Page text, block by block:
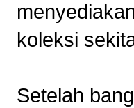
koleksi
Setelah